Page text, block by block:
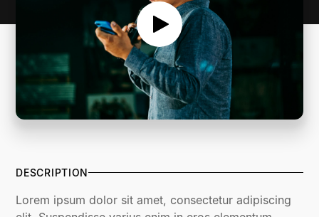
DESCRIPTION
Lorem ipsum dolor sit amet, consectetur adipiscing